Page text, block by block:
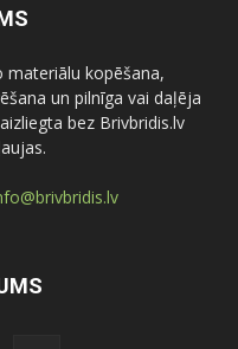
materiālu kopēšana,
un pilnīga vai daļēja
bez Brivbridis.lv